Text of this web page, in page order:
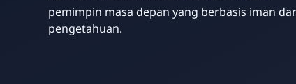
pemimpin masa depan yang berbasis iman
pengetahuan.